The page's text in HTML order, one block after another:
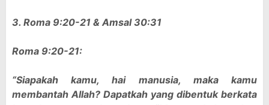
3. Roma 9:20-21 & Amsal 30:31
Roma 9:20-21:
“Siapakah kamu, hai manusia, maka kamu
membantah Allah? Dapatkah yang dibentuk berkata